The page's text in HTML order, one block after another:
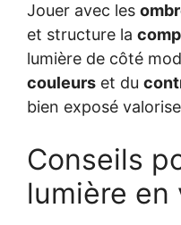
Jouer avec les
et structure la
lumière de côté
couleurs et du
bien exposé
Conseils
lumière en